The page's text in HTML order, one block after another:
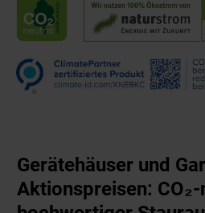
Gerätehäuser und
Aktionspreisen: